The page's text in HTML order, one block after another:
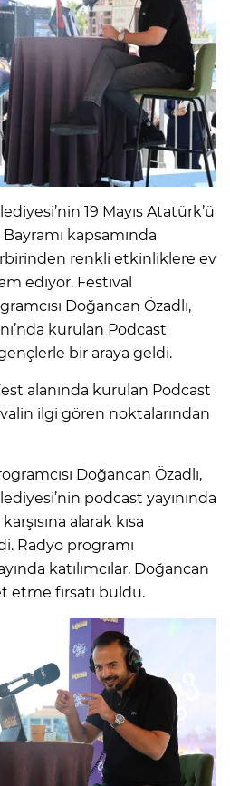
19 Mayıs Atatürk’ü
kapsamında
renkli etkinliklere ev
ediyor. Festival
Doğancan Özadlı,
kurulan Podcast
bir araya geldi.
alanında kurulan Podcast
ilgi gören noktalarından
Doğancan Özadlı,
podcast yayınında
alarak kısa
Radyo programı
katılımcılar, Doğancan
etme fırsatı buldu.